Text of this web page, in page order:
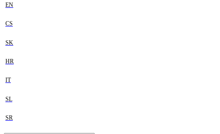
EN
CS
SK
HR
IT
SL
SR